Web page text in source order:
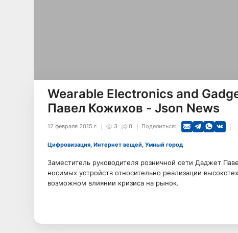
Wearable Electronics and
Павел Кожихов - Json News
3 0
12 февраля 2015 г. Поделиться:
Цифровизация, Интернет вещей, Умный город
Заместитель руководителя розничной сети Даджет
носимых устройств относительно реализации
возможном влиянии кризиса на рынок.